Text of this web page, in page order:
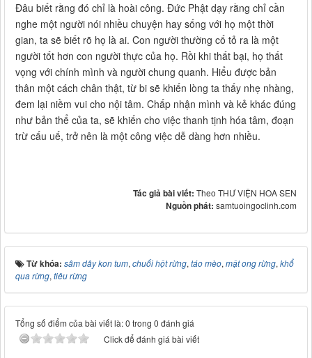
Đâu biết rằng đó chỉ là hoài công. Đức Phật dạy rằng chỉ cần
nghe một người nói nhiều chuyện hay sống với họ một thời
gian, ta sẽ biết rõ họ là ai. Con người thường cố tỏ ra là một
người tốt hơn con người thực của họ. Rồi khi thất bại, họ thất
vọng với chính mình và người chung quanh. Hiểu được bản
thân một cách chân thật, từ bi sẽ khiến lòng ta thấy nhẹ nhàng,
đem lại niềm vui cho nội tâm. Chấp nhận mình và kẻ khác đúng
như bản thể của ta, sẽ khiến cho việc thanh tịnh hóa tâm, đoạn
trừ cấu uế, trở nên là một công việc dễ dàng hơn nhiều.
Tác giả bài viết: Theo THƯ VIỆN HOA SEN
Nguồn phát: samtuoingoclinh.com
Từ khóa: sâm dây kon tum, chuối hột rừng, táo mèo, mật ong rừng, khổ
qua rừng, tiêu rừng
Tổng số điểm của bài viết là: 0 trong 0 đánh giá
Click để đánh giá bài viết